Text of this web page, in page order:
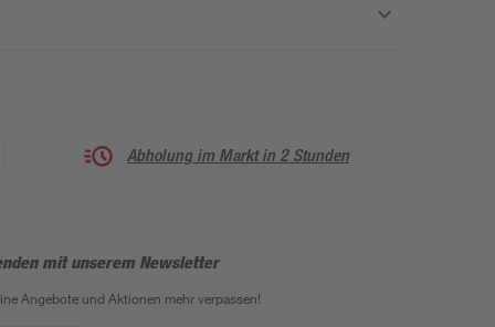
Abholung im Markt in 2 Stunden
mit unserem Newsletter
Angebote und Aktionen mehr verpassen!